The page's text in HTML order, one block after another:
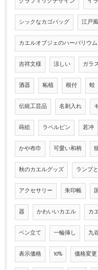
シックなカゴバッグ 江戸
カエルオブジェのハーバリウム
吉祥文様 涼しい ガラ
酒器 柘植 根付 蛙
伝統工芸品 名刺入れ
蒔絵 ラペルピン 若冲
かや布巾 可愛い和柄
秋のカエルグッズ ランプ
アクセサリー 朱印帳
器 かわいいカエル カ
ペン立て 一輪挿し 九
表示価格 10% 価格変更